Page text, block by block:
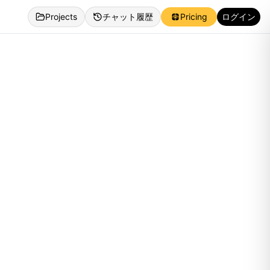
Projects チャット履歴 Pricing ログイン